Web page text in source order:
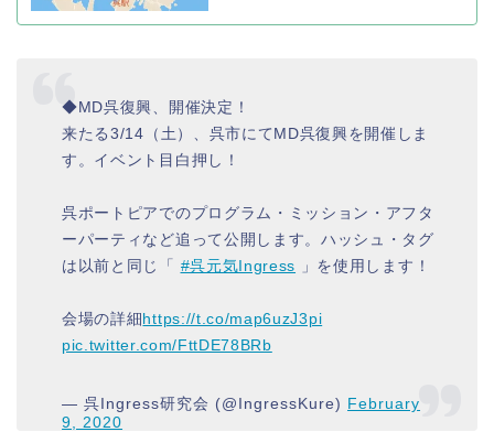
◆MD呉復興、開催決定！
来たる3/14（土）、呉市にてMD呉復興を開催しま
す。イベント目白押し！
呉ポートピアでのプログラム・ミッション・アフタ
ーパーティなど追って公開します。ハッシュ・タグ
は以前と同じ「 #呉元気Ingress 」を使用します！
会場の詳細 https://t.co/map6uzJ3pi
pic.twitter.com/FttDE78BRb
— 呉Ingress研究会 (@IngressKure) February
9, 2020